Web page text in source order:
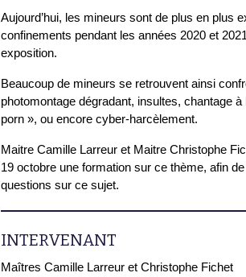
Aujourd’hui, les mineurs sont de plus en plus
confinements pendant les années 2020 et
exposition.
Beaucoup de mineurs se retrouvent ainsi
photomontage dégradant, insultes, chantage
porn », ou encore cyber-harcèlement.
Maitre Camille Larreur et Maitre Christophe
19 octobre une formation sur ce thème, afin
questions sur ce sujet.
INTERVENANT
Maîtres Camille Larreur et Christophe Fichet